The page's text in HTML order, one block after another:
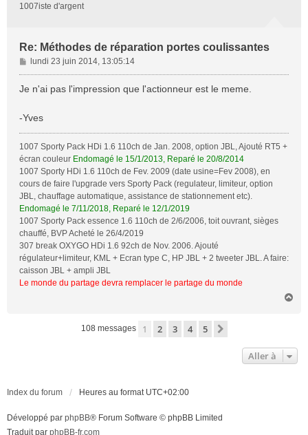
1007iste d'argent
Re: Méthodes de réparation portes coulissantes
M
e
s
g
e
lundi 23 juin 2014, 13:05:14
Je n'ai pas l'impression que l'actionneur est le meme.
-Yves
1007 Sporty Pack HDi 1.6 110ch de Jan. 2008, option JBL, Ajouté RT5 +
écran couleur Endomagé le 15/1/2013, Reparé le 20/8/2014
1007 Sporty HDi 1.6 110ch de Fev. 2009 (date usine=Fev 2008), en
cours de faire l'upgrade vers Sporty Pack (regulateur, limiteur, option
JBL, chauffage automatique, assistance de stationnement etc).
Endomagé le 7/11/2018, Reparé le 12/1/2019
1007 Sporty Pack essence 1.6 110ch de 2/6/2006, toit ouvrant, sièges
chauffé, BVP Acheté le 26/4/2019
307 break OXYGO HDi 1.6 92ch de Nov. 2006. Ajouté
régulateur+limiteur, KML + Ecran type C, HP JBL + 2 tweeter JBL. A faire:
caisson JBL + ampli JBL
Le monde du partage devra remplacer le partage du monde
108 messages 1 2 3 4 5
Aller à
Index du forum Heures au format UTC+02:00
Développé par phpBB® Forum Software © phpBB Limited
Traduit par phpBB-fr.com